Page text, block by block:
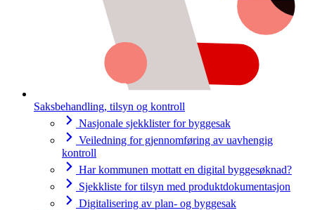
Saksbehandling, tilsyn og kontroll
Nasjonale sjekklister for byggesak
Veiledning for gjennomføring av uavhengig
kontroll
Har kommunen mottatt en digital byggesøknad?
Sjekkliste for tilsyn med produktdokumentasjon
Digitalisering av plan- og byggesak